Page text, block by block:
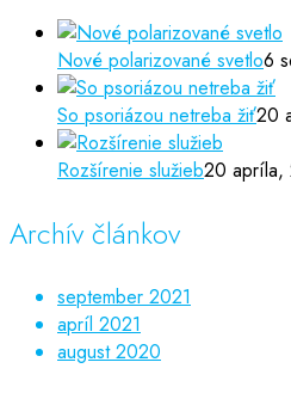
Nové polarizované svetlo6
So psoriázou netreba žiť20
Rozšírenie služieb20 apríla,
Archív článkov
september 2021
apríl 2021
august 2020